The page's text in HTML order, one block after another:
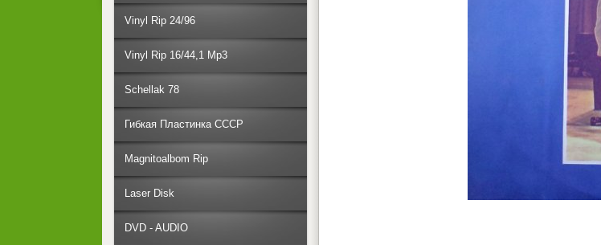
Vinyl Rip 24/96
Vinyl Rip 16/44,1 Mp3
Schellak 78
Гибкая Пластинка СССР
Magnitoalbom Rip
Laser Disk
DVD - AUDIO